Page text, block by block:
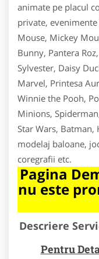
animate pe placul
private,
Mouse, Mickey
Bunny, Pantera
Sylvester, Daisy
Marvel, Printesa
Winnie the Pooh,
Minions,
Star Wars,
modelaj baloane,
coregrafii etc.
Pagina
nu este
Descriere
Pentru